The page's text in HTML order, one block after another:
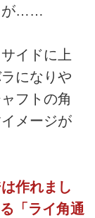
が……
イドに上
になりや
フトの角
メージが
作れまし
「ライ角通